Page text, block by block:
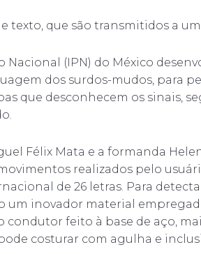
texto, que são transmitidos a
(IPN) do México
dos surdos-mudos, para
que desconhecem os sinais,
Félix Mata e a formanda
realizados pelo
de 26 letras. Para
um inovador material
feito à base de aço,
costurar com agulha e